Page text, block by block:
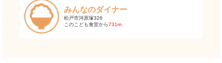
みんなのダイナー
松戸市河原塚326
このこども食堂から731m